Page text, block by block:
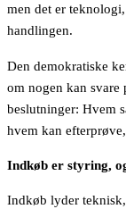
men det er
handlingen.
Den demokratiske
om nogen kan
beslutninger: Hvem
hvem kan
Indkøb er styring,
Indkøb lyder